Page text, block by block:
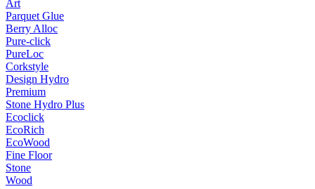
Art
Parquet Glue
Berry Alloc
Pure-click
PureLoc
Corkstyle
Design Hydro
Premium
Stone Hydro Plus
Ecoclick
EcoRich
EcoWood
Fine Floor
Stone
Wood